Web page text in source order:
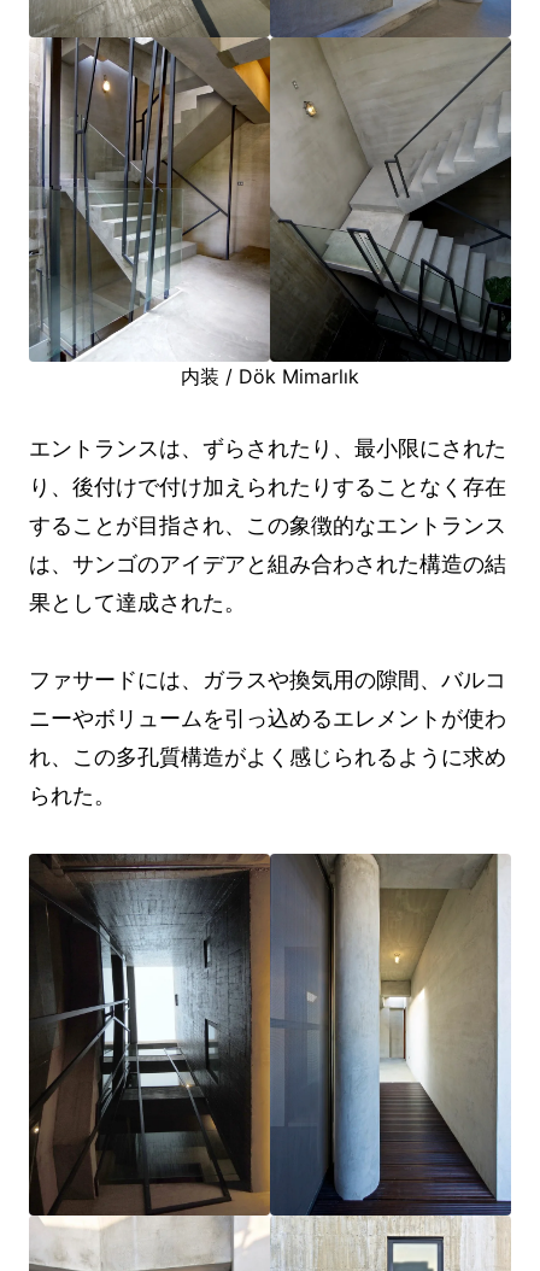
内装 / Dök Mimarlık
エントランスは、ずらされたり、最小限にされた
り、後付けで付け加えられたりすることなく存在
することが目指され、この象徴的なエントランス
は、サンゴのアイデアと組み合わされた構造の結
果として達成された。
ファサードには、ガラスや換気用の隙間、バルコ
ニーやボリュームを引っ込めるエレメントが使わ
れ、この多孔質構造がよく感じられるように求め
られた。